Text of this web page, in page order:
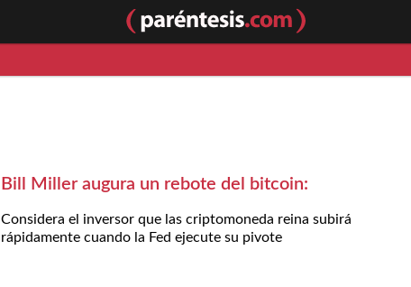
Bill Miller augura un rebote del bitcoin:
Considera el inversor que las criptomoneda reina subirá
rápidamente cuando la Fed ejecute su pivote